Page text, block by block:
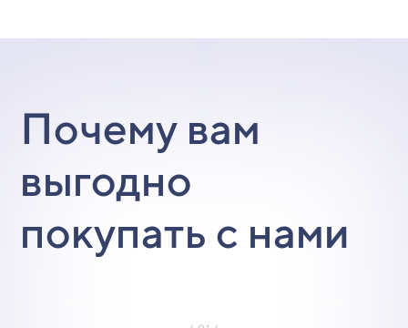
Почему вам
выгодно
покупать с нами